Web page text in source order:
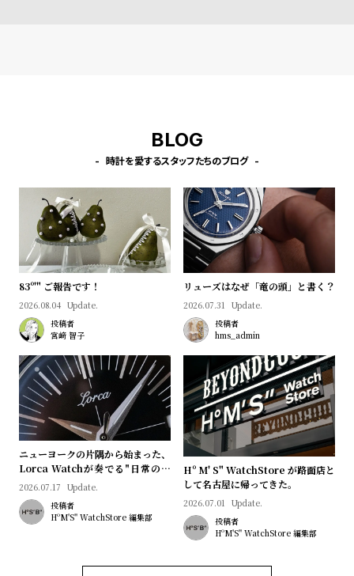
BLOG
時計を愛するスタッフたちのブログ
83º'" ご報告です！
2026.08.04 Update.
投稿者
宮﨑 智子
リューズはなぜ「竜の頭」と書く？
2026.07.31 Update.
投稿者
hms_admin
ニューヨークの片隅から始まった、
Lorca Watchが奏でる"日常のロ
マン"｜Brand Picks #08
2026.07.17 Update.
投稿者
HºM'S" WatchStore 編集部
Hº M' S" WatchStore が路面店と
して名古屋に帰ってきた。
2026.07.01 Update.
投稿者
HºM'S" WatchStore 編集部